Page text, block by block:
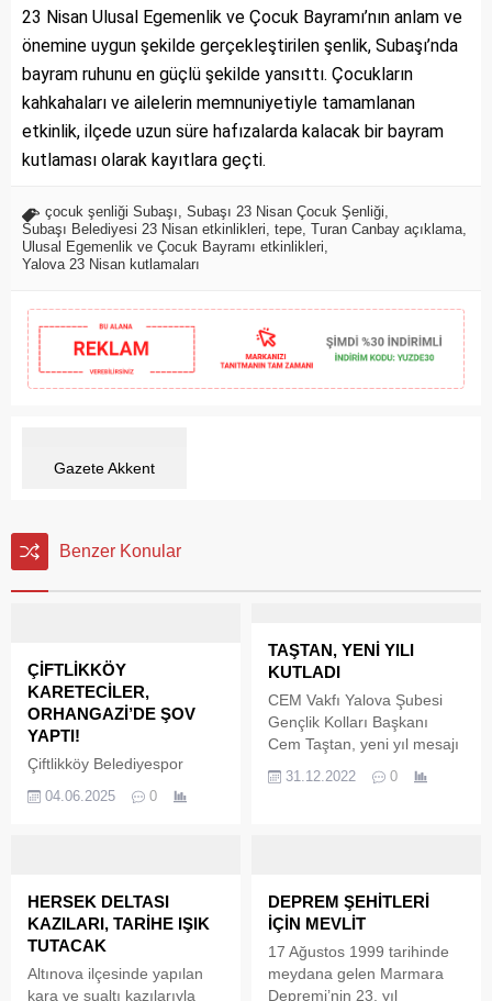
23 Nisan Ulusal Egemenlik ve Çocuk Bayramı’nın anlam ve
önemine uygun şekilde gerçekleştirilen şenlik, Subaşı’nda
bayram ruhunu en güçlü şekilde yansıttı. Çocukların
kahkahaları ve ailelerin memnuniyetiyle tamamlanan
etkinlik, ilçede uzun süre hafızalarda kalacak bir bayram
kutlaması olarak kayıtlara geçti.
çocuk şenliği Subaşı Subaşı 23 Nisan Çocuk Şenliği
Subaşı Belediyesi 23 Nisan etkinlikleri tepe Turan Canbay açıklama
Ulusal Egemenlik ve Çocuk Bayramı etkinlikleri
Yalova 23 Nisan kutlamaları
Gazete Akkent
Benzer Konular
ÇİFTLİKKÖY
KARETECİLER,
ORHANGAZİ’DE ŞOV
YAPTI!
Çiftlikköy Belediyespor
Orhangazi’de yapılan
04.06.2025 0
TAŞTAN, YENİ YILI
KUTLADI
CEM Vakfı Yalova Şubesi
Gençlik Kolları Başkanı
Cem Taştan, yeni yıl mesajı
2022 yılını geride bıraktık.
sağlık, başarı, sevgi ve
huzur dolu bir yıl olmasını
konuştu.
31.12.2022 0
HERSEK DELTASI
KAZILARI, TARİHE IŞIK
TUTACAK
Altınova ilçesinde yapılan
kara ve sualtı kazılarıyla
DEPREM ŞEHİTLERİ
İÇİN MEVLİT
17 Ağustos 1999 tarihinde
meydana gelen Marmara
Depremi’nin 23. yıl